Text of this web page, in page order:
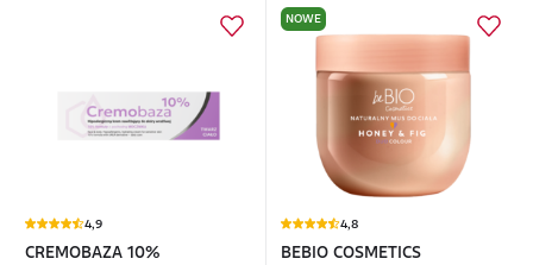
4,9
CREMOBAZA 10%
NOWE
4,8
BEBIO COSMETICS